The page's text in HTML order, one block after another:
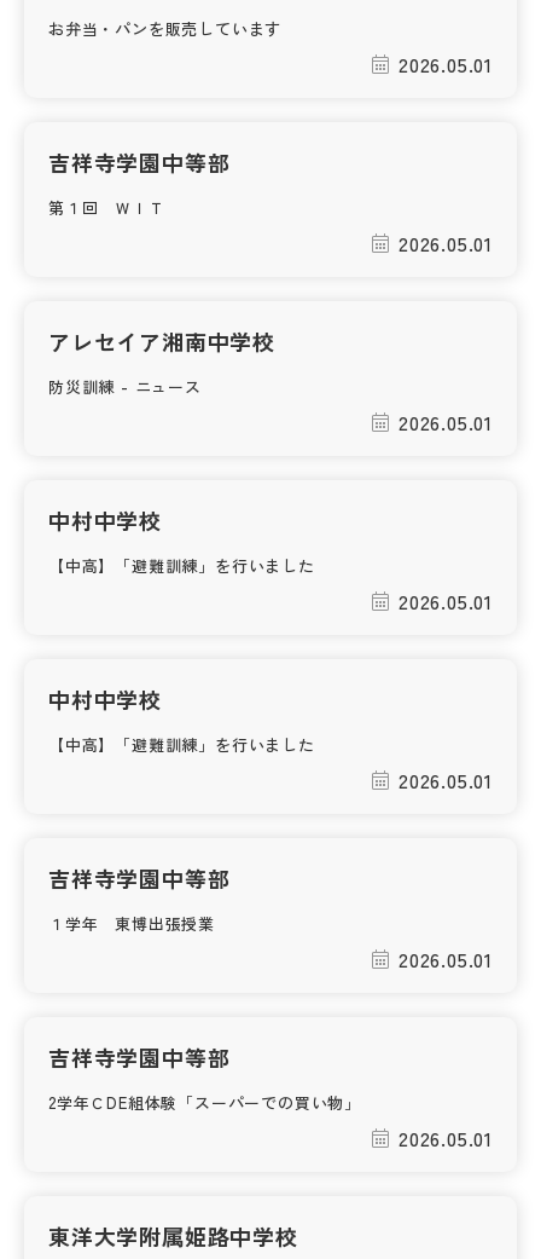
個人情報保護方針
お弁当・パンを販売しています
2026.05.01
吉祥寺学園中等部
第１回 ＷＩＴ
2026.05.01
アレセイア湘南中学校
防災訓練 - ニュース
2026.05.01
中村中学校
【中高】「避難訓練」を行いました
2026.05.01
中村中学校
【中高】「避難訓練」を行いました
2026.05.01
吉祥寺学園中等部
１学年 東博出張授業
2026.05.01
吉祥寺学園中等部
2学年ＣDE組体験「スーパーでの買い物」
2026.05.01
東洋大学附属姫路中学校